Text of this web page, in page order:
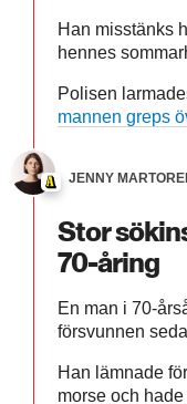
Han misstänks
hennes
Polisen
mannen greps
JENNY
Stor
70-åring
En man i 70-
försvunnen
Han lämnade
morse och